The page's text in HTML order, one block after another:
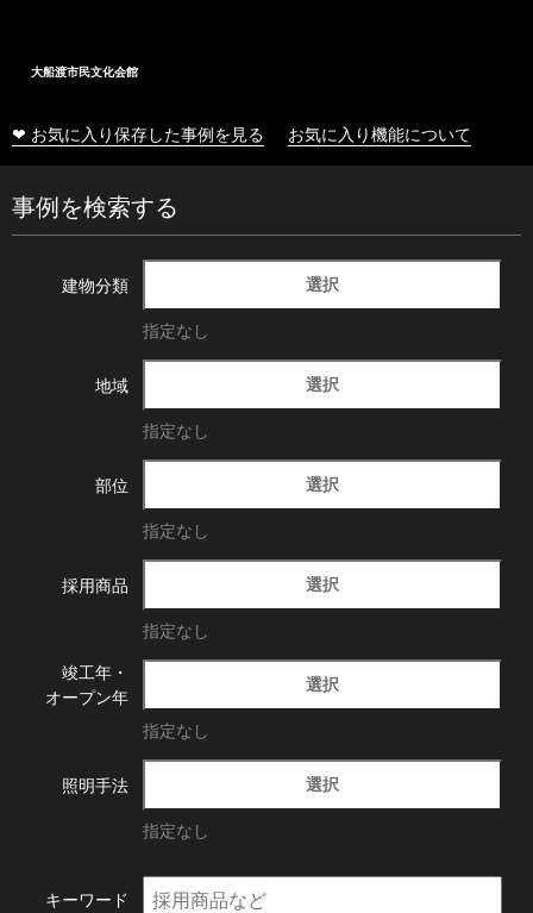
大船渡市民文化会館
❤ お気に入り保存した事例を見る お気に入り機能について
事例を検索する
建物分類 選択
指定なし
地域 選択
指定なし
部位 選択
指定なし
採用商品 選択
指定なし
竣工年・
オープン年
選択
指定なし
照明手法 選択
指定なし
キーワード